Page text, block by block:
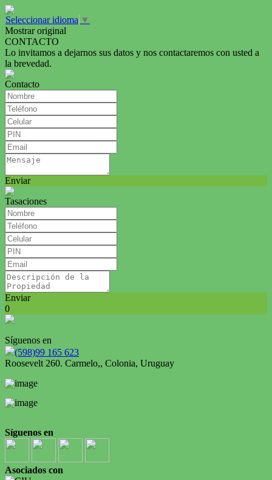
Seleccionar idioma ▼
Mostrar original
CONTACTO
Lo invitamos a dejarnos sus datos y nos contactaremos con usted a
la brevedad.
Contacto
Enviar
Tasaciones
Enviar
0
Síguenos en
(598)99 165 623
Roosevelt 260. Carmelo,, Colonia, Uruguay
Síguenos en
Asociados con